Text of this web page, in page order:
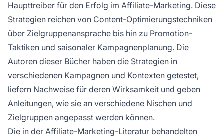
Haupttreiber für den Erfolg im Affiliate-Marketing. Diese
Strategien reichen von Content-Optimierungstechniken
über Zielgruppenansprache bis hin zu Promotion-
Taktiken und saisonaler Kampagnenplanung. Die
Autoren dieser Bücher haben die Strategien in
verschiedenen Kampagnen und Kontexten getestet,
liefern Nachweise für deren Wirksamkeit und geben
Anleitungen, wie sie an verschiedene Nischen und
Zielgruppen angepasst werden können.
Die in der Affiliate-Marketing-Literatur behandelten